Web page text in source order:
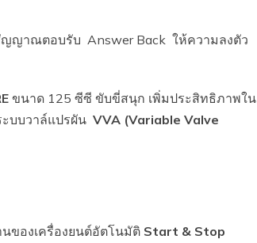
ญาณตอบรับ Answer Back ให้ความลงตัว
ขนาด 125 ซีซี ขับขี่สนุก เพิ่มประสิทธิภาพใน
บบวาล์แปรผัน VVA (Variable Valve
ของเครื่องยนต์อัตโนมัติ Start & Stop